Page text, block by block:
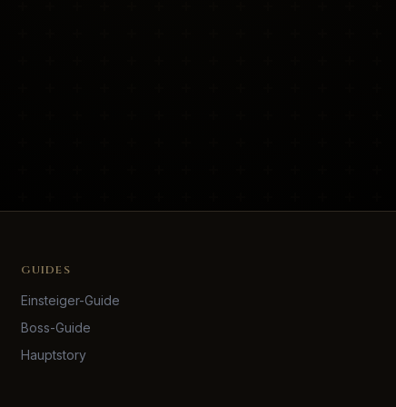
GUIDES
Einsteiger-Guide
Boss-Guide
Hauptstory